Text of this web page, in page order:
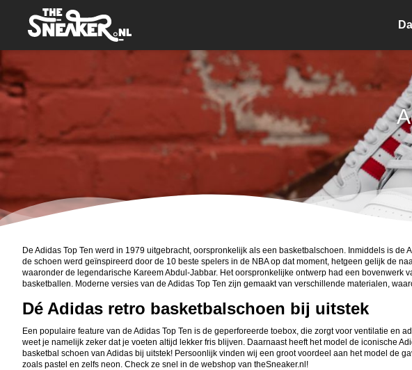
De Adidas Top Ten werd in 1979 uitgebracht, oorspronkelijk als een basketbalschoen. Inmiddels is
de schoen werd geïnspireerd door de 10 beste spelers in de NBA op dat moment, hetgeen gelijk de
waaronder de legendarische Kareem Abdul-Jabbar. Het oorspronkelijke ontwerp had een
basketballen. Moderne versies van de Adidas Top Ten zijn gemaakt van verschillende materialen,
Dé Adidas retro basketbalschoen bij uitstek
Een populaire feature van de Adidas Top Ten is de geperforeerde toebox, die zorgt voor ventilatie
weet je namelijk zeker dat je voeten altijd lekker fris blijven. Daarnaast heeft het model de iconische
basketbal schoen van Adidas bij uitstek! Persoonlijk vinden wij een groot voordeel aan het model de
zoals pastel en zelfs neon. Check ze snel in de webshop van theSneaker.nl!